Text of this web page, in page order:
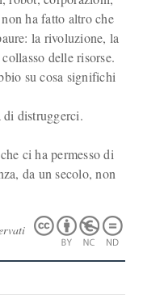
ha fatto altro che
la rivoluzione, la
delle risorse.
su cosa significhi
di distruggerci.
ci ha permesso di
da un secolo, non